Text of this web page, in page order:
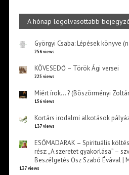
A hónap legolvasottabb
Györgyi Csaba: Lépések könyve
256 views
KÖVESEDŐ – Török Ági versei
225 views
Miért írok… ? (Böszörményi
156 views
Kortárs irodalmi alkotások
137 views
ESŐMADARAK – Spirituális
rész: „A szeretet gyakorlása” –
Beszélgetés Ősz Szabó Évával |
137 views